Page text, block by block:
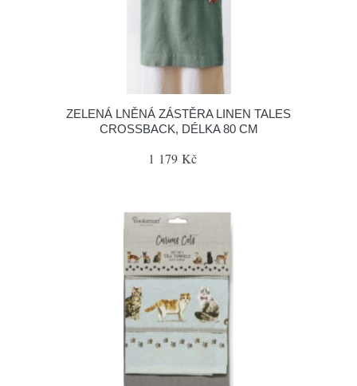
ZELENÁ LNĚNÁ ZÁSTĚRA LINEN TALES
CROSSBACK, DÉLKA 80 CM
1 179 Kč